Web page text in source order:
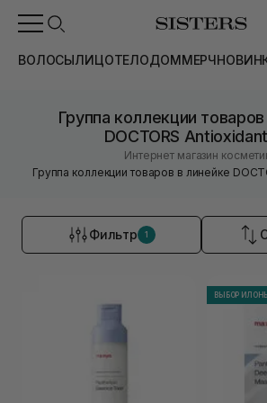
ВОЛОСЫЛИЦОТЕЛОДОММЕРЧ
Группа коллекции
DOCTORS
Интернет магазин
Группа коллекции товаров в линейке
Фильтр 1
ВЫБОР ИЛОНЫ